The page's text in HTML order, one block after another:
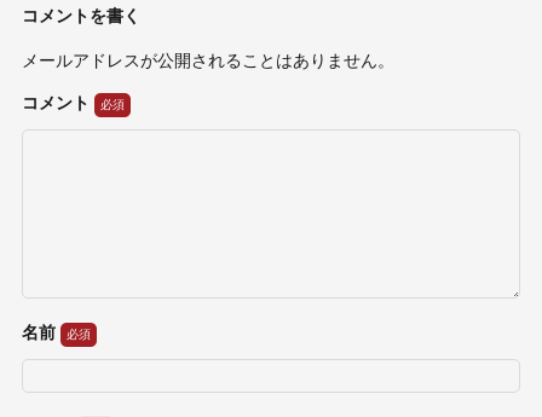
コメントを書く
メールアドレスが公開されることはありません。
コメント
名前